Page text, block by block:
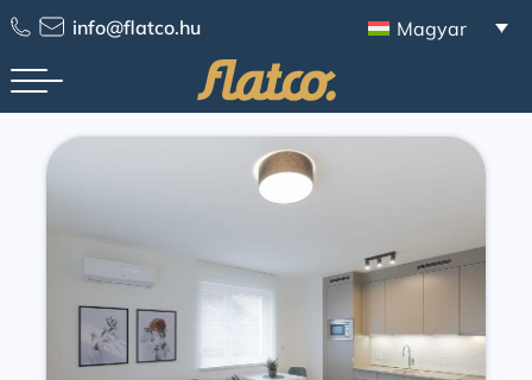
info@flatco.hu Magyar